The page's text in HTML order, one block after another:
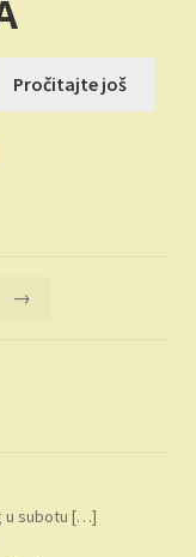
RSD.
RSD.
Pročitajte još
→
u subotu […]